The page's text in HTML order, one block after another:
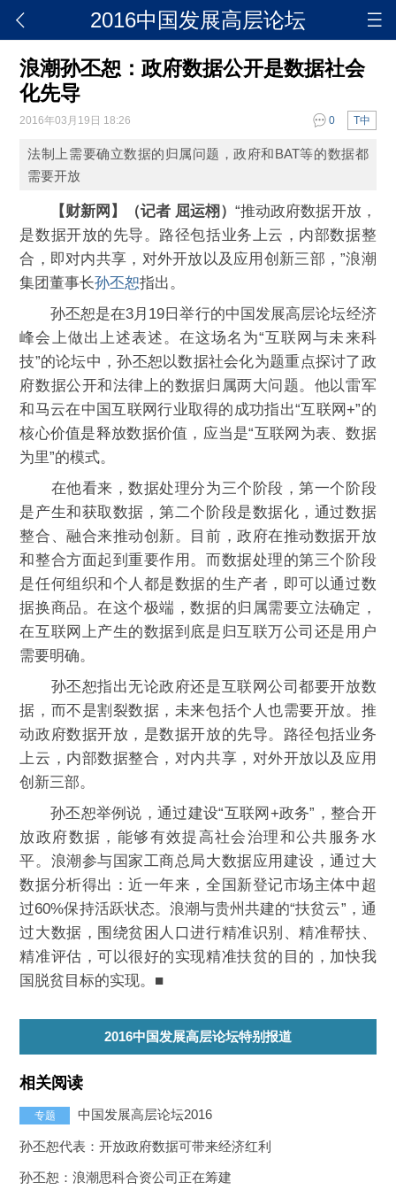
2016中国发展高层论坛
浪潮孙丕恕：政府数据公开是数据社会
化先导
2016年03月19日 18:26 T中
0
法制上需要确立数据的归属问题，政府和BAT等的数据都
需要开放
【财新网】（记者 屈运栩）“推动政府数据开放，
是数据开放的先导。路径包括业务上云，内部数据整
合，即对内共享，对外开放以及应用创新三部，”浪潮
集团董事长孙丕恕指出。
孙丕恕是在3月19日举行的中国发展高层论坛经济
峰会上做出上述表述。在这场名为“互联网与未来科
技”的论坛中，孙丕恕以数据社会化为题重点探讨了政
府数据公开和法律上的数据归属两大问题。他以雷军
和马云在中国互联网行业取得的成功指出“互联网+”的
核心价值是释放数据价值，应当是“互联网为表、数据
为里”的模式。
在他看来，数据处理分为三个阶段，第一个阶段
是产生和获取数据，第二个阶段是数据化，通过数据
整合、融合来推动创新。目前，政府在推动数据开放
和整合方面起到重要作用。而数据处理的第三个阶段
是任何组织和个人都是数据的生产者，即可以通过数
据换商品。在这个极端，数据的归属需要立法确定，
在互联网上产生的数据到底是归互联万公司还是用户
需要明确。
孙丕恕指出无论政府还是互联网公司都要开放数
据，而不是割裂数据，未来包括个人也需要开放。推
动政府数据开放，是数据开放的先导。路径包括业务
上云，内部数据整合，对内共享，对外开放以及应用
创新三部。
孙丕恕举例说，通过建设“互联网+政务”，整合开
放政府数据，能够有效提高社会治理和公共服务水
平。浪潮参与国家工商总局大数据应用建设，通过大
数据分析得出：近一年来，全国新登记市场主体中超
过60%保持活跃状态。浪潮与贵州共建的“扶贫云”，通
过大数据，围绕贫困人口进行精准识别、精准帮扶、
精准评估，可以很好的实现精准扶贫的目的，加快我
国脱贫目标的实现。■
2016中国发展高层论坛特别报道
相关阅读
专题 中国发展高层论坛2016
孙丕恕代表：开放政府数据可带来经济红利
孙丕恕：浪潮思科合资公司正在筹建